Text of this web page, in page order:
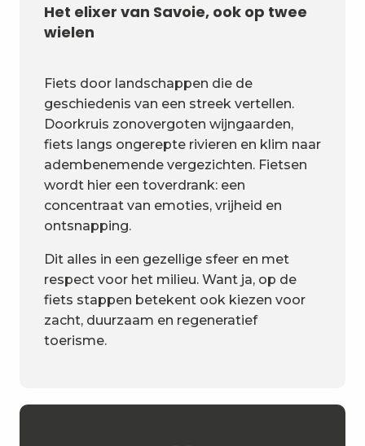
Het elixer van Savoie, ook op twee
wielen
Fiets door landschappen die de
geschiedenis van een streek vertellen.
Doorkruis zonovergoten wijngaarden,
fiets langs ongerepte rivieren en klim naar
adembenemende vergezichten. Fietsen
wordt hier een toverdrank: een
concentraat van emoties, vrijheid en
ontsnapping.
Dit alles in een gezellige sfeer en met
respect voor het milieu. Want ja, op de
fiets stappen betekent ook kiezen voor
zacht, duurzaam en regeneratief
toerisme.